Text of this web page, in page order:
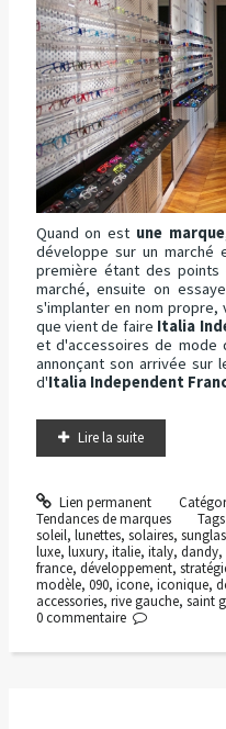
Quand on est une marque
développe sur un marché
première étant des
marché, ensuite on
s'implanter en nom propre,
que vient de faire Italia
et d'accessoires de mode
annonçant son arrivée sur
d'Italia Independent
Lire la suite
Lien permanent
Tendances de marques
soleil, lunettes, solaires,
luxe, luxury, italie, italy, dandy,
france, développement,
modèle, 090, icone, iconique,
accessories, rive gauche, saint
0 commentaire